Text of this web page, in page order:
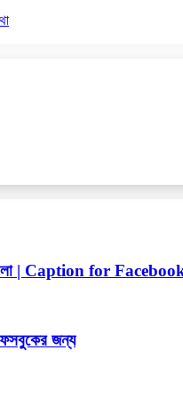
| Caption for
জন্য